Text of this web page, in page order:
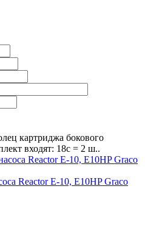
картриджа бокового
входят: 18c = 2 ш..
Reactor E-10, E10HP Graco